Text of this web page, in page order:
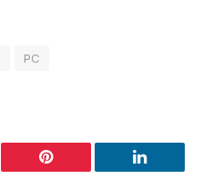
PC
Pinterest LinkedIn